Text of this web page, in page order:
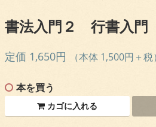
書法入門２ 行書入門
定価 1,650円 （本体 1,500円＋税）
本を買う
カゴに入れる